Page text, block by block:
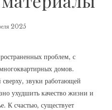
2025
проблем‚ с
домов.
звуки работающей
ухудшить качество жизни и
К счастью‚ существует